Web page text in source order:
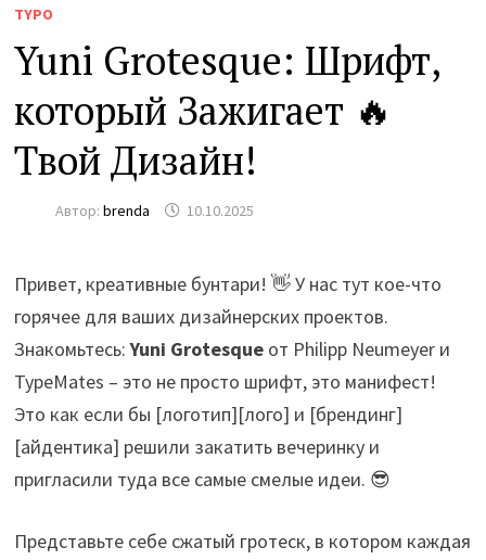
TYPO
Yuni Grotesque: Шрифт,
который Зажигает 🔥
Твой Дизайн!
Автор:brenda 10.10.2025
Привет, креативные бунтари! 👋 У нас тут кое-что
горячее для ваших дизайнерских проектов.
Знакомьтесь:Yuni Grotesque от Philipp Neumeyer и
TypeMates – это не просто шрифт, это манифест!
Это как если бы [логотип][лого] и [брендинг]
[айдентика] решили закатить вечеринку и
пригласили туда все самые смелые идеи. 😎
Представьте себе сжатый гротеск, в котором каждая